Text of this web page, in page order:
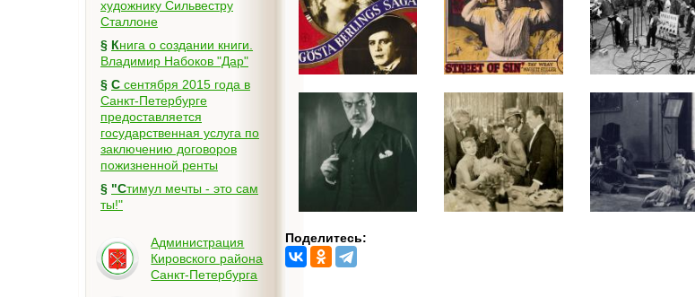
художнику Сильвестру
Сталлоне
§ Книга о создании книги.
Владимир Набоков "Дар"
§ С сентября 2015 года в
Санкт-Петербурге
предоставляется
государственная услуга по
заключению договоров
пожизненной ренты
§ "Стимул мечты - это сам
ты!"
Администрация
Кировского района
Санкт-Петербурга
Поделитесь: